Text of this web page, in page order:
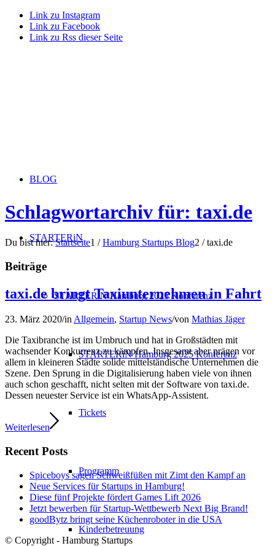
Link zu Instagram
Link zu Facebook
Link zu Rss dieser Seite
BLOG
STARTERiN
STARTERiN Hamburg 2025 Konferenz
STARTERiN Hamburg 2025 Konferenz
Tickets
Programm
Kinderbetreuung
Schlagwortarchiv für: taxi.de
Du bist hier: Startseite1 / Hamburg Startups Blog2 / taxi.de
Beiträge
taxi.de bringt Taxiunternehmen in Fahrt
23. März 2020/inAllgemein, Startup News/von Mathias Jäger
Die Taxibranche ist im Umbruch und hat in Großstädten mit
wachsender Konkurrenz zu kämpfen. Insgesamt aber prägen vor
allem in kleineren Städte solide mittelständische Unternehmen die
Szene. Den Sprung in die Digitalisierung haben viele von ihnen
auch schon geschafft, nicht selten mit der Software von taxi.de.
Dessen neuester Service ist ein WhatsApp-Assistent.
Weiterlesen
Recent Posts
Spiceboys sagen Schweißfüßen mit Zimt den Kampf an
Neue Services für Startups in Hamburg!
Diese fünf Projekte fördert Games Lift 2026
Jetzt bewerben für Startup-Wettbewerb Next Big Brand!
goodBytz bringt seine Küchenroboter in die USA
© Copyright - Hamburg Startups